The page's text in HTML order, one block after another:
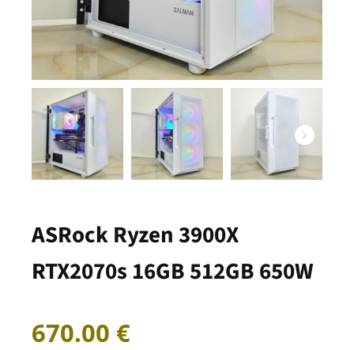
ASRock Ryzen 3900X
RTX2070s 16GB 512GB 650W
670.00 €